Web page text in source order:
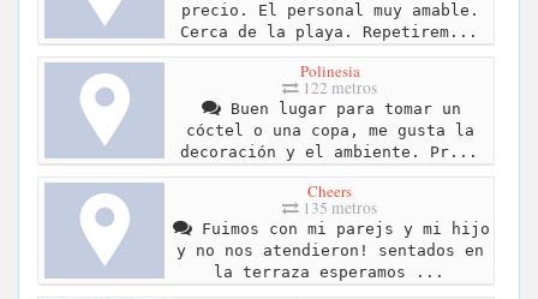
precio. El personal muy amable.
Cerca de la playa. Repetirem...
Polinesia
122 metros
Buen lugar para tomar un
cóctel o una copa, me gusta la
decoración y el ambiente. Pr...
Cheers
135 metros
Fuimos con mi parejs y mi hijo
y no nos atendieron! sentados en
la terraza esperamos ...